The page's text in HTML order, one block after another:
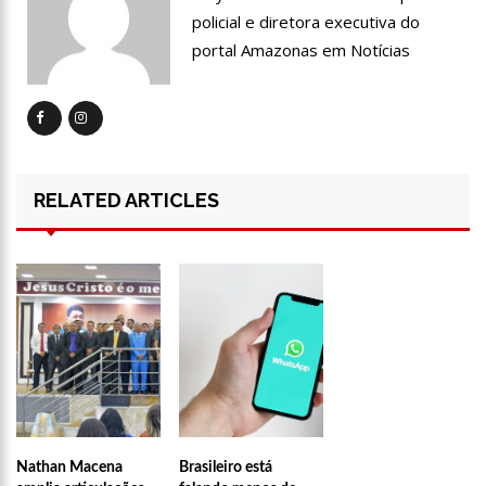
tentava instalar novos medidores em Manaus
Bolsonaro vai retornar a Manaus na segunda quinzena de
Junho, afirma Menezes
22:10
PRÉ-CANDIDATURA – ‘Vamos mostrar nossa força’, diz Arthur
11:55 Enem só em 2022, tem 3,3 milhões de inscrições confirmadas
11:32 Engenheiro é o segundo brasileiro a viajar ao espaço, confira
agora:
11:07 Ucrânia recupera cerca de 20% do território perdido em
Sievierodonetsk
15:39
Provas do concurso da Semsa do nível médio acontecem
neste domingo em Manaus
policial e diretora executiva do
portal Amazonas em Notícias
RELATED ARTICLES
Nathan Macena
Brasileiro está